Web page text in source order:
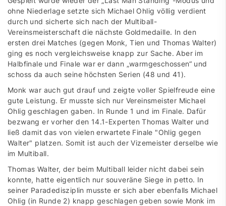
ohne Niederlage setzte sich Michael Ohlig völlig verdient
durch und sicherte sich nach der Multiball-
Vereinsmeisterschaft die nächste Goldmedaille. In den
ersten drei Matches (gegen Monk, Tien und Thomas Walter)
ging es noch vergleichsweise knapp zur Sache. Aber im
Halbfinale und Finale war er dann „warmgeschossen“ und
schoss da auch seine höchsten Serien (48 und 41).
Monk war auch gut drauf und zeigte voller Spielfreude eine
gute Leistung. Er musste sich nur Vereinsmeister Michael
Ohlig geschlagen gaben. In Runde 1 und im Finale. Dafür
bezwang er vorher den 14.1-Experten Thomas Walter und
ließ damit das von vielen erwartete Finale "Ohlig gegen
Walter" platzen. Somit ist auch der Vizemeister derselbe wie
im Multiball.
Thomas Walter, der beim Multiball leider nicht dabei sein
konnte, hatte eigentlich nur souveräne Siege in petto. In
seiner Paradedisziplin musste er sich aber ebenfalls Michael
Ohlig (in Runde 2) knapp geschlagen geben sowie Monk im